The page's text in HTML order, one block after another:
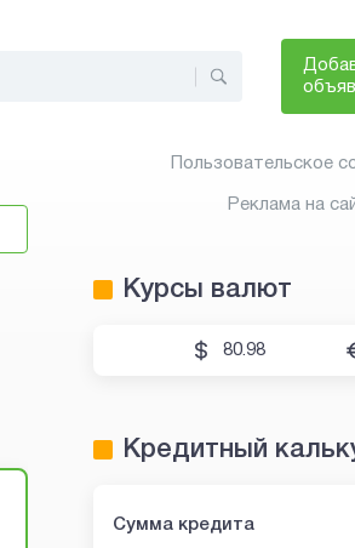
Пользовательское
Реклама на
Курсы валют
80.98
Кредитный
Сумма кредита